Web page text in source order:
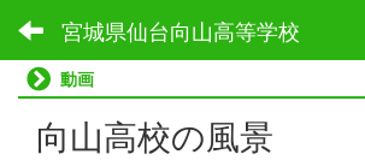
宮城県仙台向山高等学校
動画
向山高校の風景